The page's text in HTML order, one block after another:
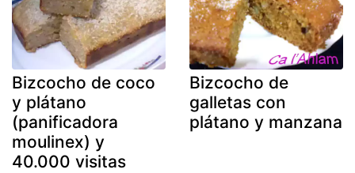
Bizcocho de coco
y plátano
(panificadora
moulinex) y
40.000 visitas
Bizcocho de
galletas con
plátano y manzana